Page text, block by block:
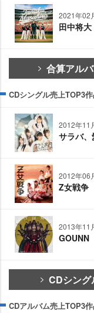
2021年02
田中将大
合算アル
CDシングル売上TOP3
2012年11
サラバ、
2012年06
Z女戦争
2013年11
GOUNN
CDシング
CDアルバム売上TOP3